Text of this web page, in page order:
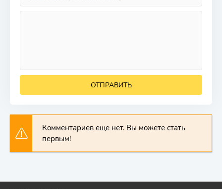
ОТПРАВИТЬ
Комментариев еще нет. Вы можете стать
первым!